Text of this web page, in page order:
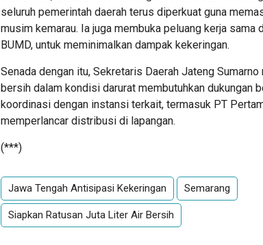
seluruh pemerintah daerah terus diperkuat guna
musim kemarau. Ia juga membuka peluang kerja sama
BUMD, untuk meminimalkan dampak kekeringan.
Senada dengan itu, Sekretaris Daerah Jateng
bersih dalam kondisi darurat membutuhkan dukungan
koordinasi dengan instansi terkait, termasuk PT
memperlancar distribusi di lapangan.
(***)
Jawa Tengah Antisipasi Kekeringan Semarang
Siapkan Ratusan Juta Liter Air Bersih